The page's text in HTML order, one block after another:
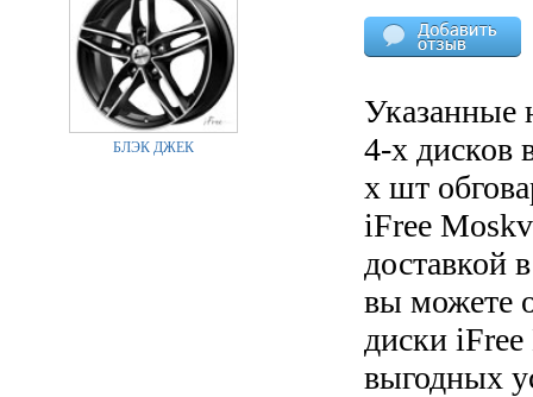
БЛЭК ДЖЕК
Указанные
4-х дисков
х шт
iFree
доставкой
вы можете
диски
выгодных